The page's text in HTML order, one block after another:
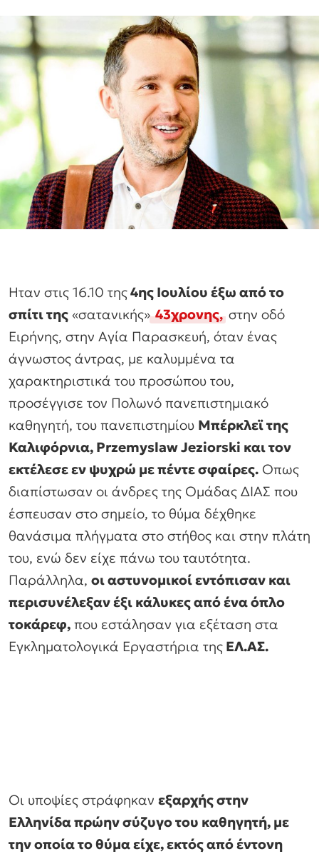
Ηταν στις 16.10 της4ης Ιουλίου έξω από το
σπίτι της «σατανικής» 43χρονης,στην οδό
Ειρήνης, στην Αγία Παρασκευή, όταν ένας
άγνωστος άντρας, με καλυμμένα τα
χαρακτηριστικά του προσώπου του,
προσέγγισε τον Πολωνό πανεπιστημιακό
καθηγητή, του πανεπιστημίου Μπέρκλεϊ της
Καλιφόρνια, Przemyslaw Jeziorski και τον
εκτέλεσε εν ψυχρώ με πέντε σφαίρες. Οπως
διαπίστωσαν οι άνδρες της Ομάδας ΔΙΑΣ που
έσπευσαν στο σημείο, το θύμα δέχθηκε
θανάσιμα πλήγματα στο στήθος και στην πλάτη
του, ενώ δεν είχε πάνω του ταυτότητα.
Παράλληλα, οι αστυνομικοί εντόπισαν και
περισυνέλεξαν έξι κάλυκες από ένα όπλο
τοκάρεφ, που εστάλησαν για εξέταση στα
Εγκληματολογικά Εργαστήρια της ΕΛ.ΑΣ.
Οι υποψίες στράφηκαν εξαρχής στην
Ελληνίδα πρώην σύζυγο του καθηγητή, με
την οποία το θύμα είχε, εκτός από έντονη